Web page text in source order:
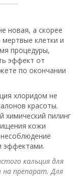
новая, а скорее
клетки и
процедуры,
эффект от
по окончании
хлоридом не
красоты.
химический пилинг
кожи
эффектами.
кальция для
на препарат. Для